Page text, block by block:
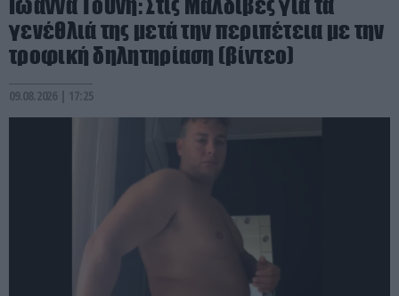
Ιωάννα Τούνη: Στις Μαλδίβες για τα
γενέθλιά της μετά την περιπέτεια με την
τροφική δηλητηρίαση (βίντεο)
09.08.2026 | 17:25